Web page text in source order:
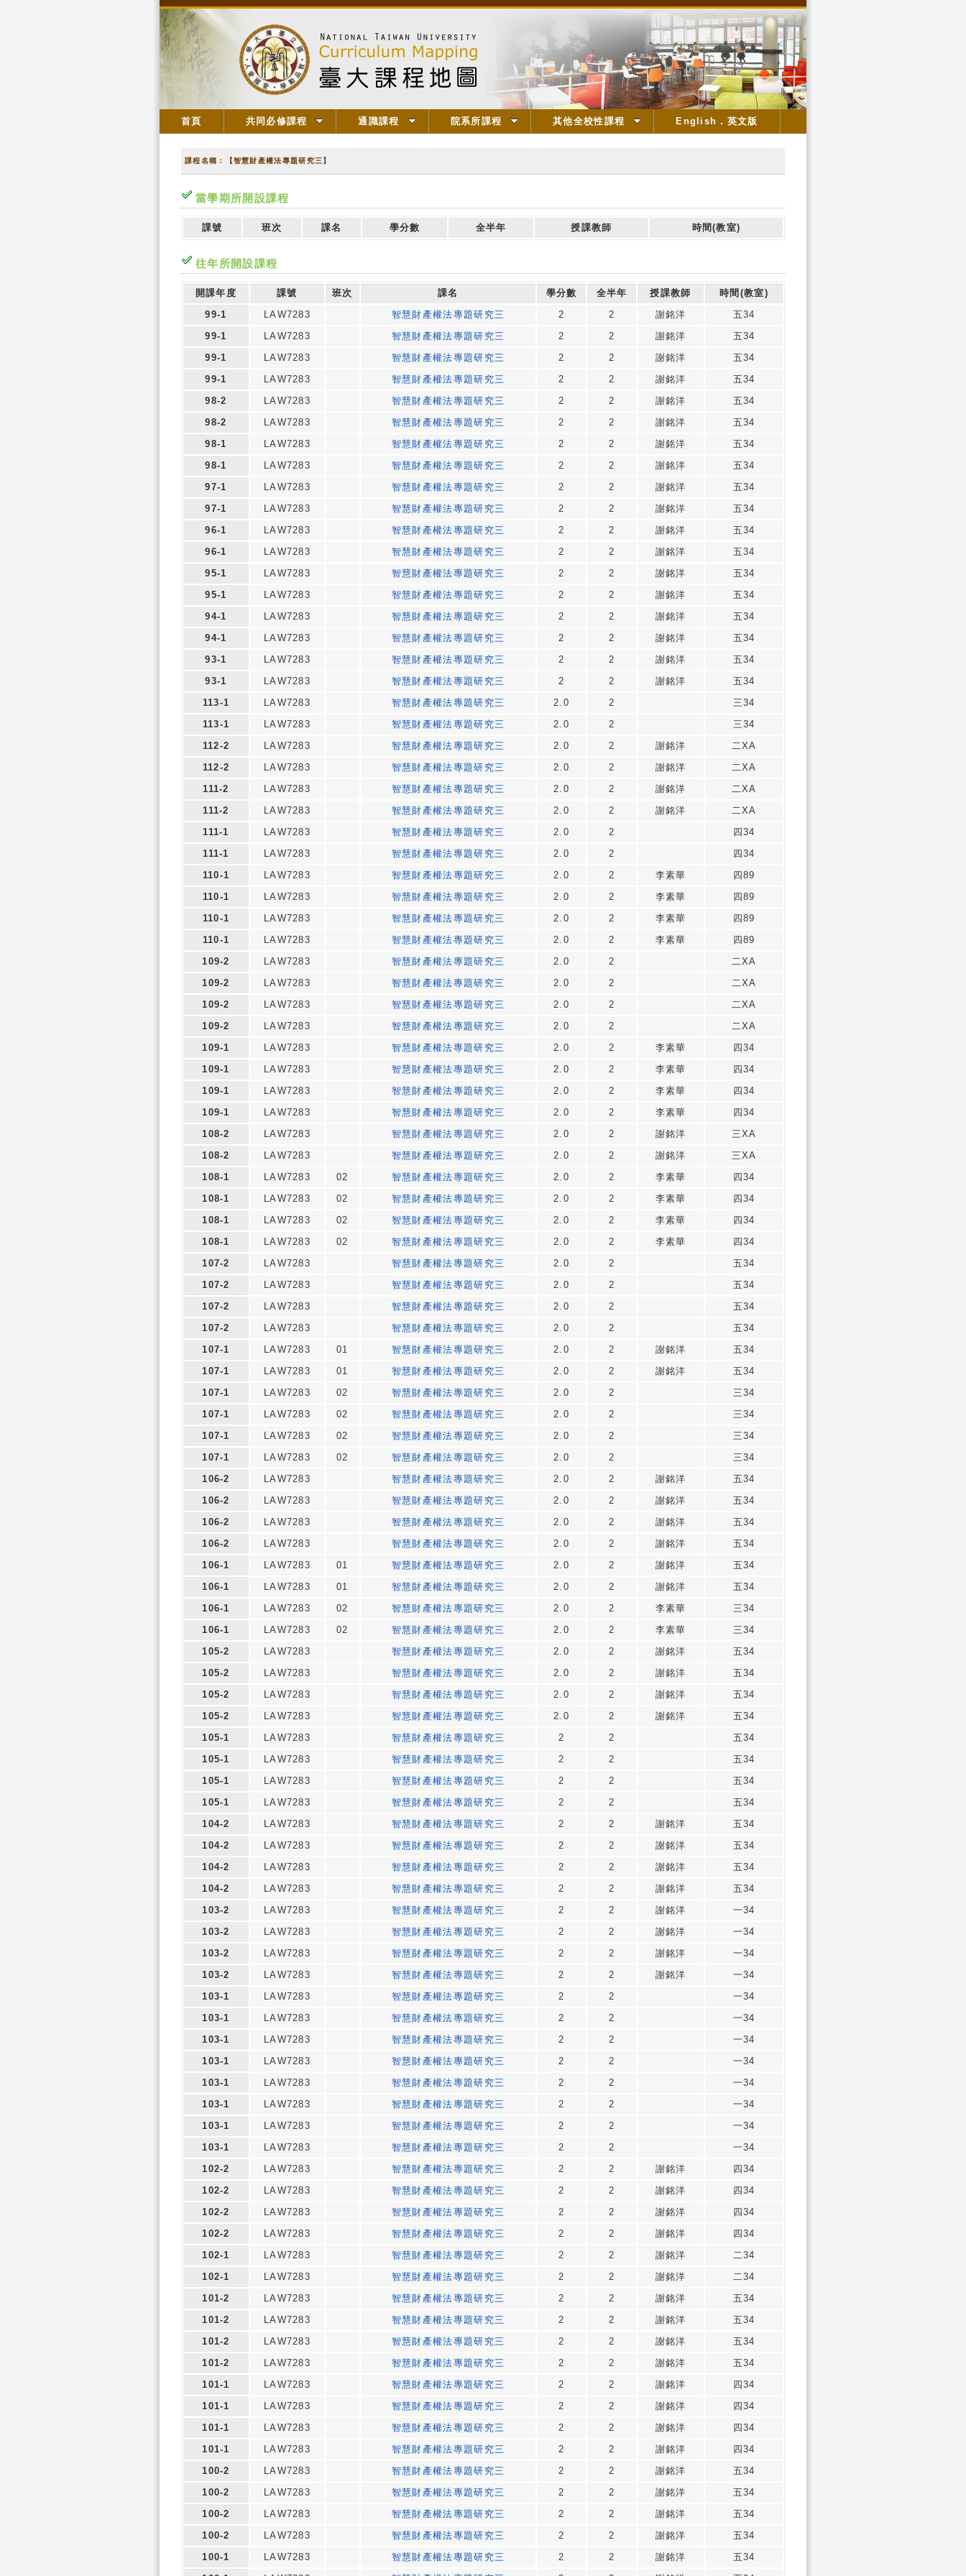
首頁 共同必修課程 通識課程 院系所課程 其他全校性課程 English．英文版
課程名稱：【智慧財產權法專題研究三】
當學期所開設課程
課號 班次 課名 學分數 全半年 授課教師 時間(教室)
往年所開設課程
開課年度 課號 班次 課名 學分數 全半年 授課教師
時間(教室)
99-1
LAW7283 智慧財產權法專題研究三 2 2 謝銘洋
五34
99-1
LAW7283 智慧財產權法專題研究三 2 2 謝銘洋
五34
99-1
LAW7283 智慧財產權法專題研究三 2 2 謝銘洋
五34
99-1
LAW7283 智慧財產權法專題研究三 2 2 謝銘洋
五34
98-2
LAW7283 智慧財產權法專題研究三 2 2 謝銘洋
五34
98-2
LAW7283 智慧財產權法專題研究三 2 2 謝銘洋
五34
98-1
LAW7283 智慧財產權法專題研究三 2 2 謝銘洋
五34
98-1
LAW7283 智慧財產權法專題研究三 2 2 謝銘洋
五34
97-1
LAW7283 智慧財產權法專題研究三 2 2 謝銘洋
五34
97-1
LAW7283 智慧財產權法專題研究三 2 2 謝銘洋
五34
96-1
LAW7283 智慧財產權法專題研究三 2 2 謝銘洋
五34
96-1
LAW7283 智慧財產權法專題研究三 2 2 謝銘洋
五34
95-1
LAW7283 智慧財產權法專題研究三 2 2 謝銘洋
五34
95-1
LAW7283 智慧財產權法專題研究三 2 2 謝銘洋
五34
94-1
LAW7283 智慧財產權法專題研究三 2 2 謝銘洋
五34
94-1
LAW7283 智慧財產權法專題研究三 2 2 謝銘洋
五34
93-1
LAW7283 智慧財產權法專題研究三 2 2 謝銘洋
五34
93-1
LAW7283 智慧財產權法專題研究三 2 2 謝銘洋
五34
113-1
LAW7283 智慧財產權法專題研究三 2.0 2
三34
113-1
LAW7283 智慧財產權法專題研究三 2.0 2
三34
112-2
LAW7283 智慧財產權法專題研究三 2.0 2 謝銘洋
二XA
112-2
LAW7283 智慧財產權法專題研究三 2.0 2 謝銘洋
二XA
111-2
LAW7283 智慧財產權法專題研究三 2.0 2 謝銘洋
二XA
111-2
LAW7283 智慧財產權法專題研究三 2.0 2 謝銘洋
二XA
111-1
LAW7283 智慧財產權法專題研究三 2.0 2
四34
111-1
LAW7283 智慧財產權法專題研究三 2.0 2
四34
110-1
LAW7283 智慧財產權法專題研究三 2.0 2 李素華
四89
110-1
LAW7283 智慧財產權法專題研究三 2.0 2 李素華
四89
110-1
LAW7283 智慧財產權法專題研究三 2.0 2 李素華
四89
110-1
LAW7283 智慧財產權法專題研究三 2.0 2 李素華
四89
109-2
LAW7283 智慧財產權法專題研究三 2.0 2
二XA
109-2
LAW7283 智慧財產權法專題研究三 2.0 2
二XA
109-2
LAW7283 智慧財產權法專題研究三 2.0 2
二XA
109-2
LAW7283 智慧財產權法專題研究三 2.0 2
二XA
109-1
LAW7283 智慧財產權法專題研究三 2.0 2 李素華
四34
109-1
LAW7283 智慧財產權法專題研究三 2.0 2 李素華
四34
109-1
LAW7283 智慧財產權法專題研究三 2.0 2 李素華
四34
109-1
LAW7283 智慧財產權法專題研究三 2.0 2 李素華
四34
108-2
LAW7283 智慧財產權法專題研究三 2.0 2 謝銘洋
三XA
108-2
LAW7283 智慧財產權法專題研究三 2.0 2 謝銘洋
三XA
108-1
LAW7283 02 智慧財產權法專題研究三 2.0 2 李素華
四34
108-1
LAW7283 02 智慧財產權法專題研究三 2.0 2 李素華
四34
108-1
LAW7283 02 智慧財產權法專題研究三 2.0 2 李素華
四34
108-1
LAW7283 02 智慧財產權法專題研究三 2.0 2 李素華
四34
107-2
LAW7283 智慧財產權法專題研究三 2.0 2
五34
107-2
LAW7283 智慧財產權法專題研究三 2.0 2
五34
107-2
LAW7283 智慧財產權法專題研究三 2.0 2
五34
107-2
LAW7283 智慧財產權法專題研究三 2.0 2
五34
107-1
LAW7283 01 智慧財產權法專題研究三 2.0 2 謝銘洋
五34
107-1
LAW7283 01 智慧財產權法專題研究三 2.0 2 謝銘洋
五34
107-1
LAW7283 02 智慧財產權法專題研究三 2.0 2
三34
107-1
LAW7283 02 智慧財產權法專題研究三 2.0 2
三34
107-1
LAW7283 02 智慧財產權法專題研究三 2.0 2
三34
107-1
LAW7283 02 智慧財產權法專題研究三 2.0 2
三34
106-2
LAW7283 智慧財產權法專題研究三 2.0 2 謝銘洋
五34
106-2
LAW7283 智慧財產權法專題研究三 2.0 2 謝銘洋
五34
106-2
LAW7283 智慧財產權法專題研究三 2.0 2 謝銘洋
五34
106-2
LAW7283 智慧財產權法專題研究三 2.0 2 謝銘洋
五34
106-1
LAW7283 01 智慧財產權法專題研究三 2.0 2 謝銘洋
五34
106-1
LAW7283 01 智慧財產權法專題研究三 2.0 2 謝銘洋
五34
106-1
LAW7283 02 智慧財產權法專題研究三 2.0 2 李素華
三34
106-1
LAW7283 02 智慧財產權法專題研究三 2.0 2 李素華
三34
105-2
LAW7283 智慧財產權法專題研究三 2.0 2 謝銘洋
五34
105-2
LAW7283 智慧財產權法專題研究三 2.0 2 謝銘洋
五34
105-2
LAW7283 智慧財產權法專題研究三 2.0 2 謝銘洋
五34
105-2
LAW7283 智慧財產權法專題研究三 2.0 2 謝銘洋
五34
105-1
LAW7283 智慧財產權法專題研究三 2 2
五34
105-1
LAW7283 智慧財產權法專題研究三 2 2
五34
105-1
LAW7283 智慧財產權法專題研究三 2 2
五34
105-1
LAW7283 智慧財產權法專題研究三 2 2
五34
104-2
LAW7283 智慧財產權法專題研究三 2 2 謝銘洋
五34
104-2
LAW7283 智慧財產權法專題研究三 2 2 謝銘洋
五34
104-2
LAW7283 智慧財產權法專題研究三 2 2 謝銘洋
五34
104-2
LAW7283 智慧財產權法專題研究三 2 2 謝銘洋
五34
103-2
LAW7283 智慧財產權法專題研究三 2 2 謝銘洋
一34
103-2
LAW7283 智慧財產權法專題研究三 2 2 謝銘洋
一34
103-2
LAW7283 智慧財產權法專題研究三 2 2 謝銘洋
一34
103-2
LAW7283 智慧財產權法專題研究三 2 2 謝銘洋
一34
103-1
LAW7283 智慧財產權法專題研究三 2 2
一34
103-1
LAW7283 智慧財產權法專題研究三 2 2
一34
103-1
LAW7283 智慧財產權法專題研究三 2 2
一34
103-1
LAW7283 智慧財產權法專題研究三 2 2
一34
103-1
LAW7283 智慧財產權法專題研究三 2 2
一34
103-1
LAW7283 智慧財產權法專題研究三 2 2
一34
103-1
LAW7283 智慧財產權法專題研究三 2 2
一34
103-1
LAW7283 智慧財產權法專題研究三 2 2
一34
102-2
LAW7283 智慧財產權法專題研究三 2 2 謝銘洋
四34
102-2
LAW7283 智慧財產權法專題研究三 2 2 謝銘洋
四34
102-2
LAW7283 智慧財產權法專題研究三 2 2 謝銘洋
四34
102-2
LAW7283 智慧財產權法專題研究三 2 2 謝銘洋
四34
102-1
LAW7283 智慧財產權法專題研究三 2 2 謝銘洋
二34
102-1
LAW7283 智慧財產權法專題研究三 2 2 謝銘洋
二34
101-2
LAW7283 智慧財產權法專題研究三 2 2 謝銘洋
五34
101-2
LAW7283 智慧財產權法專題研究三 2 2 謝銘洋
五34
101-2
LAW7283 智慧財產權法專題研究三 2 2 謝銘洋
五34
101-2
LAW7283 智慧財產權法專題研究三 2 2 謝銘洋
五34
101-1
LAW7283 智慧財產權法專題研究三 2 2 謝銘洋
四34
101-1
LAW7283 智慧財產權法專題研究三 2 2 謝銘洋
四34
101-1
LAW7283 智慧財產權法專題研究三 2 2 謝銘洋
四34
101-1
LAW7283 智慧財產權法專題研究三 2 2 謝銘洋
四34
100-2
LAW7283 智慧財產權法專題研究三 2 2 謝銘洋
五34
100-2
LAW7283 智慧財產權法專題研究三 2 2 謝銘洋
五34
100-2
LAW7283 智慧財產權法專題研究三 2 2 謝銘洋
五34
100-2
LAW7283 智慧財產權法專題研究三 2 2 謝銘洋
五34
100-1
LAW7283 智慧財產權法專題研究三 2 2 謝銘洋
五34